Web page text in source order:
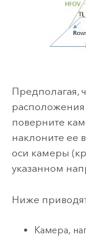
Предполагая,
расположения
поверните
наклоните ее
оси камеры
указанном
Ниже
Камера,